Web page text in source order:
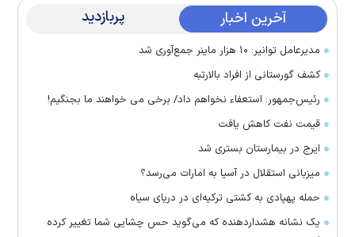
آخرین اخبار پربازدید
مدیرعامل توانیر: ۱۰ هزار ماینر جمع‌آوری شد
کشف گورستانی از افراد بالارتبه
رئیس‌جمهور: استعفاء نخواهم داد/ برخی می خواهند ما بجنگیم!
قیمت نفت کاهش یافت
ایرج در بیمارستان بستری شد
میزبانی استقلال در آسیا به امارات می‌رسد؟
حمله پهپادی به کشتی ترکیه‌ای در دریای سیاه
یک نشانه هشداردهنده که می‌گوید حس چشایی شما تغییر کرده